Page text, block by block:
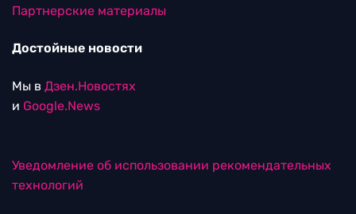
Партнерские материалы
Достойные новости
Мы в Дзен.Новостях
и Google.News
Уведомление об использовании рекомендательных
технологий